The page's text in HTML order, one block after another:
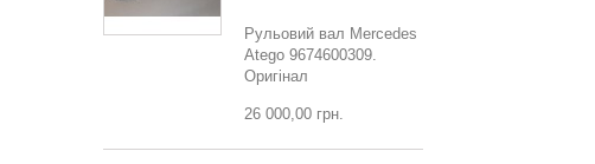
Рульовий вал Mercedes
Atego 9674600309.
Оригінал
26 000,00 грн.